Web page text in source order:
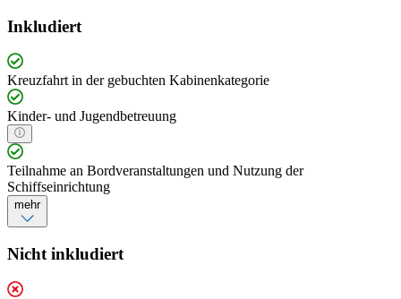
Inkludiert
Kreuzfahrt in der gebuchten Kabinenkategorie
Kinder- und Jugendbetreuung
Teilnahme an Bordveranstaltungen und Nutzung der
Schiffseinrichtung
mehr
Nicht inkludiert